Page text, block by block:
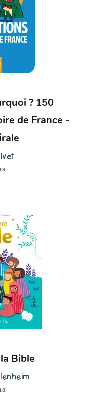
? 150
de France -
Bible